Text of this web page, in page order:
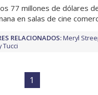
77 millones de dólares
en salas de cine
RELACIONADOS:Meryl
Tucci
1